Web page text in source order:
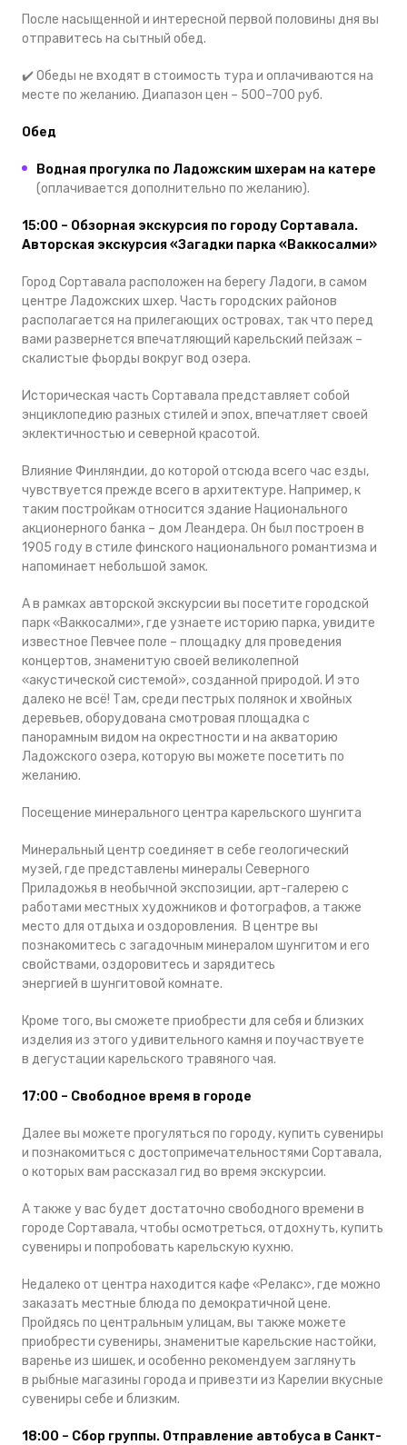
После насыщенной и интересной первой половины дня вы
отправитесь на сытный обед.
✔️ Обеды не входят в стоимость тура и оплачиваются на
месте по желанию. Диапазон цен – 500–700 руб.
Обед
Водная прогулка по Ладожским шхерам на катере
(оплачивается дополнительно по желанию).
15:00 – Обзорная экскурсия по городу Сортавала.
Авторская экскурсия «Загадки парка «Ваккосалми»
Город Сортавала расположен на берегу Ладоги, в самом
центре Ладожских шхер. Часть городских районов
располагается на прилегающих островах, так что перед
вами развернется впечатляющий карельский пейзаж –
скалистые фьорды вокруг вод озера.
Историческая часть Сортавала представляет собой
энциклопедию разных стилей и эпох, впечатляет своей
эклектичностью и северной красотой.
Влияние Финляндии, до которой отсюда всего час езды,
чувствуется прежде всего в архитектуре. Например, к
таким постройкам относится здание Национального
акционерного банка – дом Леандера. Он был построен в
1905 году в стиле финского национального романтизма и
напоминает небольшой замок.
А в рамках авторской экскурсии вы посетите городской
парк «Ваккосалми», где узнаете историю парка, увидите
известное Певчее поле – площадку для проведения
концертов, знаменитую своей великолепной
«акустической системой», созданной природой. И это
далеко не всё! Там, среди пестрых полянок и хвойных
деревьев, оборудована смотровая площадка с
панорамным видом на окрестности и на акваторию
Ладожского озера, которую вы можете посетить по
желанию.
Посещение минерального центра карельского шунгита
Минеральный центр соединяет в себе геологический
музей, где представлены минералы Северного
Приладожья в необычной экспозиции, арт-галерею с
работами местных художников и фотографов, а также
место для отдыха и оздоровления. В центре вы
познакомитесь с загадочным минералом шунгитом и его
свойствами, оздоровитесь и зарядитесь
энергией в шунгитовой комнате.
Кроме того, вы сможете приобрести для себя и близких
изделия из этого удивительного камня и поучаствуете
в дегустации карельского травяного чая.
17:00 – Свободное время в городе
Далее вы можете прогуляться по городу, купить сувениры
и познакомиться с достопримечательностями Сортавала,
о которых вам рассказал гид во время экскурсии.
А также у вас будет достаточно свободного времени в
городе Сортавала, чтобы осмотреться, отдохнуть, купить
сувениры и попробовать карельскую кухню.
Недалеко от центра находится кафе «Релакс», где можно
заказать местные блюда по демократичной цене.
Пройдясь по центральным улицам, вы также можете
приобрести сувениры, знаменитые карельские настойки,
варенье из шишек, и особенно рекомендуем заглянуть
в рыбные магазины города и привезти из Карелии вкусные
сувениры себе и близким.
18:00 – Сбор группы. Отправление автобуса в Санкт-